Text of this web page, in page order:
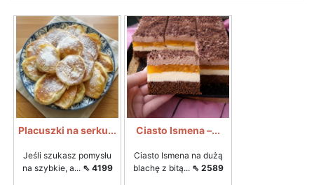
Placuszki na serku...
Jeśli szukasz pomysłu
na szybkie, a... ⇖ 4199
Ciasto Ismena –...
Ciasto Ismena na dużą
blachę z bitą... ⇖ 2589